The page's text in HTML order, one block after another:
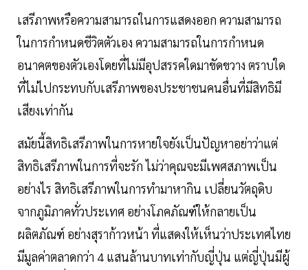
เสรีภาพหรือความสามารถในการแสดงออก ความสามารถ
ในการกำหนดชีวิตตัวเอง ความสามารถในการกำหนด
อนาคตของตัวเองโดยที่ไม่มีอุปสรรคใดมาขัดขวาง ตราบใด
ที่ไม่ไปกระทบกับเสรีภาพของประชาชนคนอื่นที่มีสิทธิมี
เสียงเท่ากัน
สมัยนี้สิทธิเสรีภาพในการหายใจยังเป็นปัญหาอย่าว่าแต่
สิทธิเสรีภาพในการที่จะรัก ไม่ว่าคุณจะมีเพศสภาพเป็น
อย่างไร สิทธิเสรีภาพในการทำมาหากิน เปลี่ยนวัตถุดิบ
จากภูมิภาคทั่วประเทศ อย่างโภคภัณฑ์ให้กลายเป็น
ผลิตภัณฑ์ อย่างสุราก้าวหน้า ที่แสดงให้เห็นว่าประเทศไทย
มีมูลค่าตลาดกว่า 4 แสนล้านบาทเท่ากับญี่ปุ่น แต่ญี่ปุ่นมีผู้